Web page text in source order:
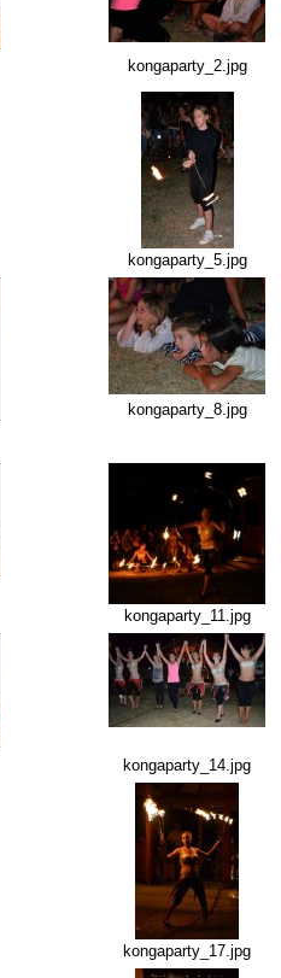
kongaparty_2.jpg
kongaparty_5.jpg
kongaparty_8.jpg
kongaparty_11.jpg
kongaparty_14.jpg
kongaparty_17.jpg